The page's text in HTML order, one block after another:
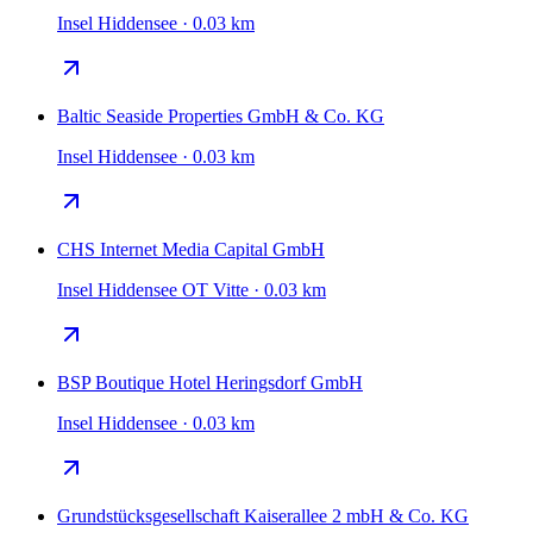
Insel Hiddensee · 0.03 km
Baltic Seaside Properties GmbH & Co. KG
Insel Hiddensee · 0.03 km
CHS Internet Media Capital GmbH
Insel Hiddensee OT Vitte · 0.03 km
BSP Boutique Hotel Heringsdorf GmbH
Insel Hiddensee · 0.03 km
Grundstücksgesellschaft Kaiserallee 2 mbH & Co. KG